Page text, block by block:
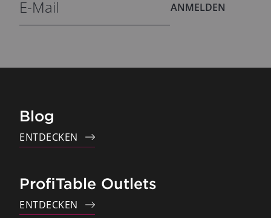
ANMELDEN
Blog
ENTDECKEN
ProfiTable Outlets
ENTDECKEN